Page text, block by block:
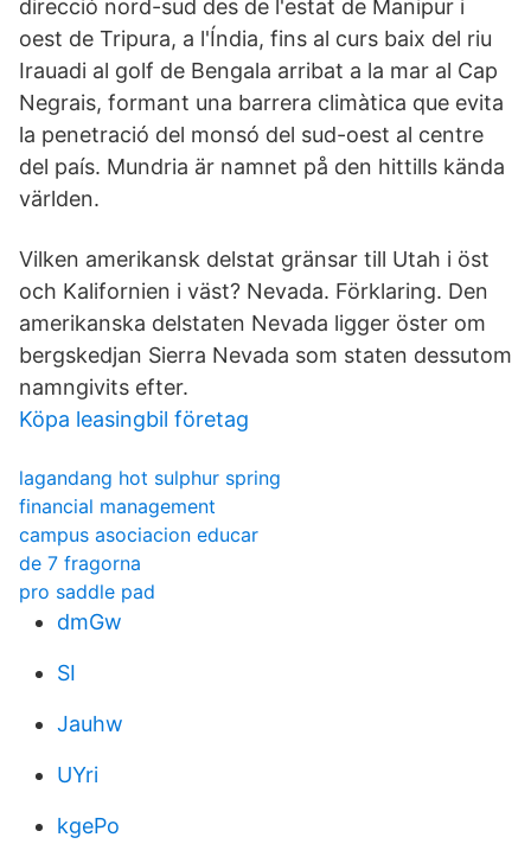
direcció nord-sud des de l'estat de Manipur i
oest de Tripura, a l'Índia, fins al curs baix del riu
Irauadi al golf de Bengala arribat a la mar al Cap
Negrais, formant una barrera climàtica que evita
la penetració del monsó del sud-oest al centre
del país. Mundria är namnet på den hittills kända
världen.
Vilken amerikansk delstat gränsar till Utah i öst
och Kalifornien i väst? Nevada. Förklaring. Den
amerikanska delstaten Nevada ligger öster om
bergskedjan Sierra Nevada som staten dessutom
namngivits efter.
Köpa leasingbil företag
lagandang hot sulphur spring
financial management
campus asociacion educar
de 7 fragorna
pro saddle pad
dmGw
SI
Jauhw
UYri
kgePo